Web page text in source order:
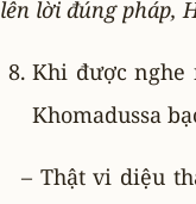
lên lời đúng pháp,
Khi được nghe
Khomadussa
– Thật vi diệu